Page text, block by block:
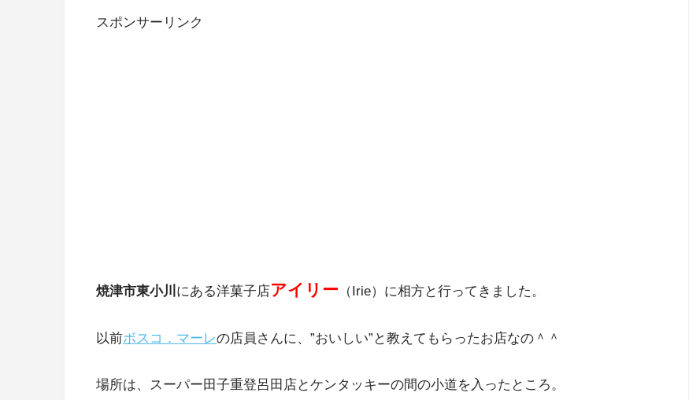
スポンサーリンク
焼津市東小川 にある洋菓子店アイリー （Irie）に相方と行ってきました。
以前ボスコ．マーレの店員さんに、”おいしい”と教えてもらったお店なの＾＾
場所は、スーパー田子重登呂田店とケンタッキーの間の小道を入ったところ。